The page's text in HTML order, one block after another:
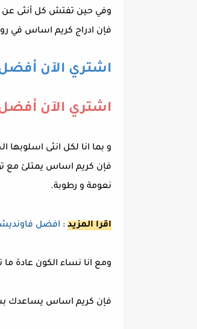
وفي حين تفتش كل أنثى عن
فإن ادراج كريم اساس في
اشتري الآن
اشتري الآن
و بما انا لكل انثى اسلوبها
فإن كريم اساس يمتلئ مع
نعومة و رطوبة.
اقرا المزيد : افضل
ومع انا نساء الكون عادة
فإن كريم اساس يساعدك